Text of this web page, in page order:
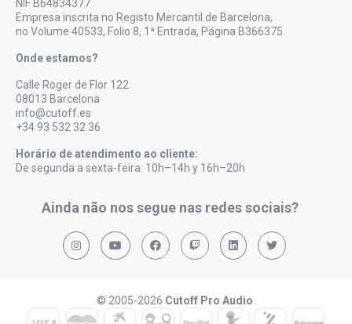
NIF B64834377
Empresa inscrita no Registo Mercantil de Barcelona,
no Volume 40533, Folio 8, 1ª Entrada, Página B366375.
Onde estamos?
Calle Roger de Flor 122
08013 Barcelona
info@cutoff.es
+34 93 532 32 36
Horário de atendimento ao cliente:
De segunda a sexta-feira: 10h–14h y 16h–20h
Ainda não nos segue nas redes sociais?
© 2005-2026 Cutoff Pro Audio